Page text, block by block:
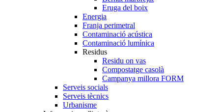
Eruga del boix
Energia
Franja perimetral
Contaminació acústica
Contaminació lumínica
Residus
Residu on vas
Compostatge casolà
Campanya millora FORM
Serveis socials
Serveis tècnics
Urbanisme